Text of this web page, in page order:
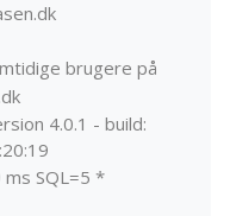
brugere på
4.0.1 - build:
SQL=5 *